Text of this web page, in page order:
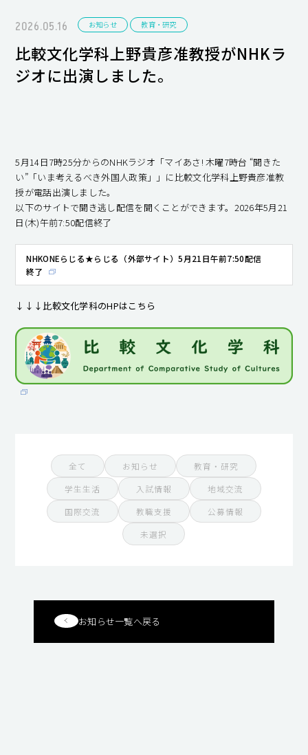
2026.05.16 お知らせ 教育・研究
比較文化学科上野貴彦准教授がNHKラ
ジオに出演しました。
5月14日7時25分からのNHKラジオ「マイあさ! 木曜7時台 “聞きた
い”「いま考えるべき外国人政策」」に比較文化学科上野貴彦准教
授が電話出演しました。
以下のサイトで聞き逃し配信を聞くことができます。2026年5月21
日(木)午前7:50配信終了
NHKONEらじる★らじる（外部サイト）5月21日午前7:50配信
終了
↓↓↓比較文化学科のHPはこちら
全て お知らせ
教育・研究
学生生活
入試情報
地域交流
国際交流
教職支援
公募情報
未選択
お知らせ一覧へ戻る